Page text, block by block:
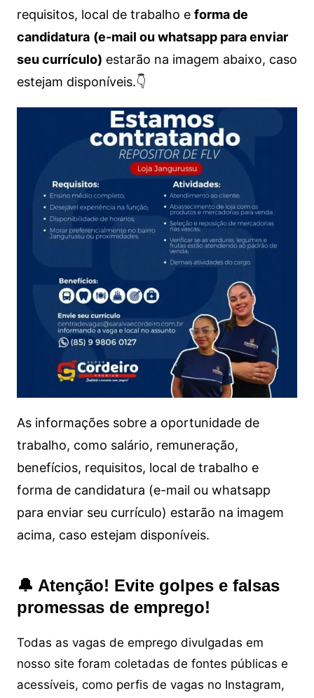
requisitos, local de trabalho e forma de
candidatura (e-mail ou whatsapp para enviar
seu currículo) estarão na imagem abaixo, caso
estejam disponíveis.👇
As informações sobre a oportunidade de
trabalho, como salário, remuneração,
benefícios, requisitos, local de trabalho e
forma de candidatura (e-mail ou whatsapp
para enviar seu currículo) estarão na imagem
acima, caso estejam disponíveis.
🔔 Atenção! Evite golpes e falsas
promessas de emprego!
Todas as vagas de emprego divulgadas em
nosso site foram coletadas de fontes públicas e
acessíveis, como perfis de vagas no Instagram,